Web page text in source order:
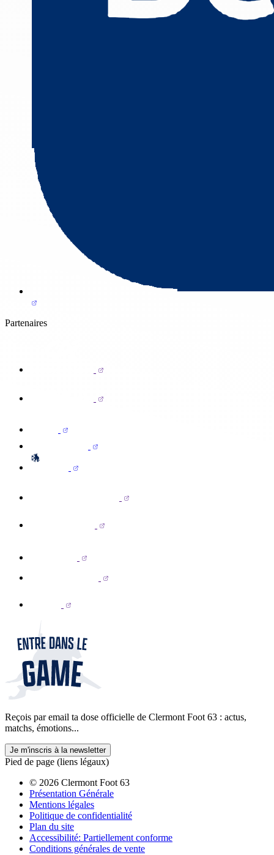
Partenaires
Reçois par email ta dose officielle de Clermont Foot 63 : actus,
matchs, émotions...
Je m'inscris à la newsletter
Pied de page (liens légaux)
© 2026 Clermont Foot 63
Présentation Générale
Mentions légales
Politique de confidentialité
Plan du site
Accessibilité: Partiellement conforme
Conditions générales de vente